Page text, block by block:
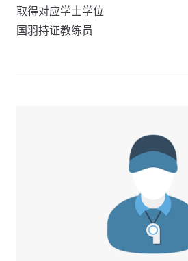
取得对应学士学位
国羽持证教练员